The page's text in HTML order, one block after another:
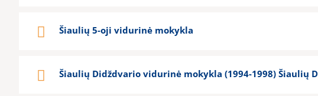
Šiaulių 5-oji vidurinė mokykla
Šiaulių Didždvario vidurinė mokykla (1994-1998) Šiaulių